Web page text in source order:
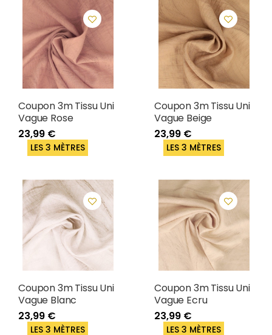
Coupon 3m Tissu Uni
Vague Rose
23,99 €
LES 3 MÈTRES
Coupon 3m Tissu Uni
Vague Beige
23,99 €
LES 3 MÈTRES
Coupon 3m Tissu Uni
Vague Blanc
23,99 €
LES 3 MÈTRES
Coupon 3m Tissu Uni
Vague Ecru
23,99 €
LES 3 MÈTRES